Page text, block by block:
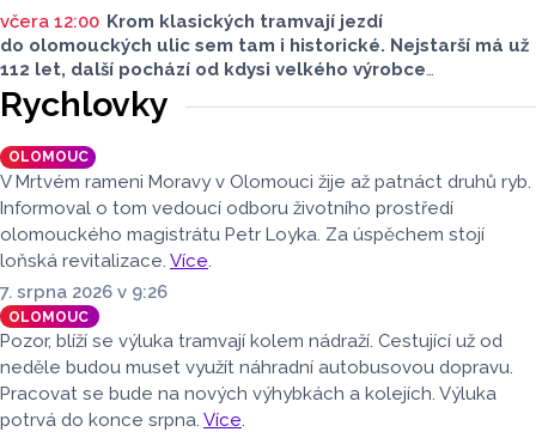
včera 12:00 Krom klasických tramvají jezdí
do olomouckých ulic sem tam i historické. Nejstarší má už
112 let, další pochází od kdysi velkého výrobce
tramvajových vozů. Třetím je vlečný vůz. Další, které kdysi
jezdily v krajském městě, jsou na jiných místech, třeba
v brněnském depozitáři.
Rychlovky
OLOMOUC
V Mrtvém rameni Moravy v Olomouci žije až patnáct druhů ryb.
Informoval o tom vedoucí odboru životního prostředí
olomouckého magistrátu Petr Loyka. Za úspěchem stojí
loňská revitalizace. Více.
7. srpna 2026 v 9:26
OLOMOUC
Pozor, blíží se výluka tramvají kolem nádraží. Cestující už od
neděle budou muset využít náhradní autobusovou dopravu.
Pracovat se bude na nových výhybkách a kolejích. Výluka
potrvá do konce srpna. Více.